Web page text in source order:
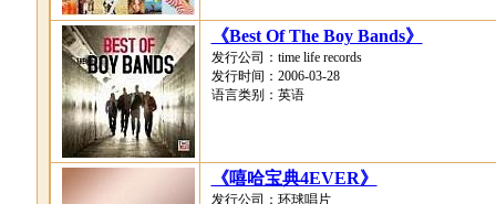
《Best Of The Boy Bands》
发行公司：time life records
发行时间：2006-03-28
语言类别：英语
《嘻哈宝典4EVER》
发行公司：环球唱片